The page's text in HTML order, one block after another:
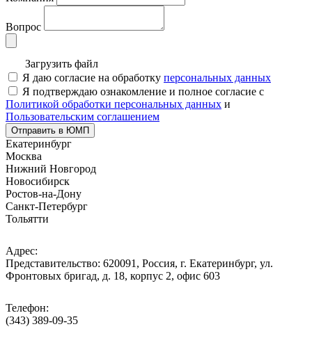
Вопрос
Загрузить файл
Я даю согласие на обработку персональных данных
Я подтверждаю ознакомление и полное согласие с
Политикой обработки персональных данных и
Пользовательским соглашением
Отправить в ЮМП
Екатеринбург
Москва
Нижний Новгород
Новосибирск
Ростов-на-Дону
Санкт-Петербург
Тольятти
Адрес:
Представительство: 620091, Россия, г. Екатеринбург, ул.
Фронтовых бригад, д. 18, корпус 2, офис 603
Телефон:
(343) 389-09-35